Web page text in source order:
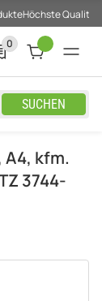
Höchste Qualität
SUCHEN
0
Produkte in der
kfm.
3744-